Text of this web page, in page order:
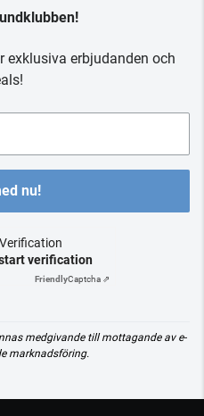
exklusiva erbjudanden och
nu!
verification
FriendlyCaptcha ⇗
medgivande till mottagande av e-
marknadsföring.